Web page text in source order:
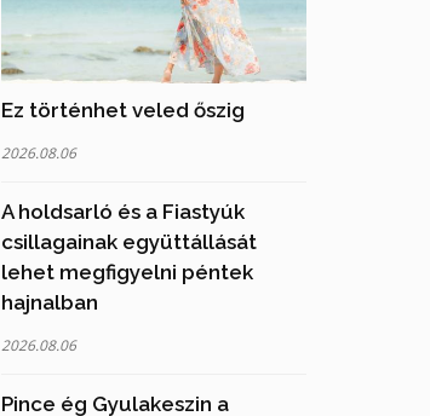
Ez történhet veled őszig
2026.08.06
A holdsarló és a Fiastyúk
csillagainak együttállását
lehet megfigyelni péntek
hajnalban
2026.08.06
Pince ég Gyulakeszin a